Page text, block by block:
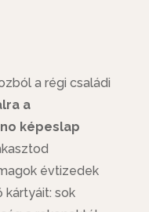
a régi családi
a
képeslap
évtizedek
kártyáit: sok